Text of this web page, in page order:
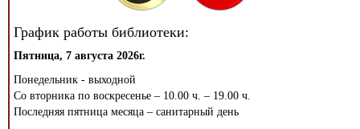
График работы библиотеки:
Пятница, 7 августа 2026г.
Понедельник - выходной
Со вторника по воскресенье – 10.00 ч. – 19.00 ч.
Последняя пятница месяца – санитарный день